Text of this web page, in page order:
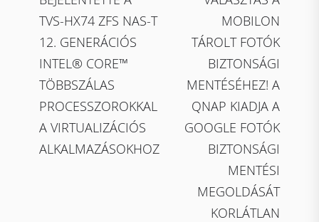
TVS-HX74 ZFS NAS-T
12. GENERÁCIÓS
INTEL® CORE™
TÖBBSZÁLAS
PROCESSZOROKKAL
A VIRTUALIZÁCIÓS
ALKALMAZÁSOKHOZ
MOBILON
TÁROLT FOTÓK
BIZTONSÁGI
MENTÉSÉHEZ! A
QNAP KIADJA A
GOOGLE FOTÓK
BIZTONSÁGI
MENTÉSI
MEGOLDÁSÁT
KORLÁTLAN